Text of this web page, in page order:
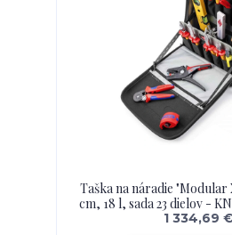
Taška na náradie "Modular
cm, 18 l, sada 23 dielov -
1 334,69 €